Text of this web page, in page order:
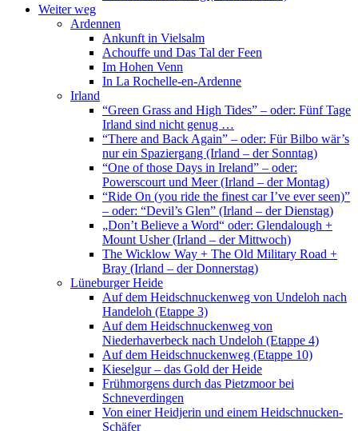
Weiter weg
Ardennen
Ankunft in Vielsalm
Achouffe und Das Tal der Feen
Im Hohen Venn
In La Rochelle-en-Ardenne
Irland
“Green Grass and High Tides” – oder: Fünf Tage
Irland sind nicht genug …
“There and Back Again” – oder: Für Bilbo wär’s
nur ein Spaziergang (Irland – der Sonntag)
“One of those Days in Ireland” – oder:
Powerscourt und Meer (Irland – der Montag)
“Ride On (you ride the finest car I’ve ever seen)”
– oder: “Devil’s Glen” (Irland – der Dienstag)
„Don’t Believe a Word“ oder: Glendalough +
Mount Usher (Irland – der Mittwoch)
The Wicklow Way + The Old Military Road +
Bray (Irland – der Donnerstag)
Lüneburger Heide
Auf dem Heidschnuckenweg von Undeloh nach
Handeloh (Etappe 3)
Auf dem Heidschnuckenweg von
Niederhaverbeck nach Undeloh (Etappe 4)
Auf dem Heidschnuckenweg (Etappe 10)
Kieselgur – das Gold der Heide
Frühmorgens durch das Pietzmoor bei
Schneverdingen
Von einer Heidjerin und einem Heidschnucken-
Schäfer